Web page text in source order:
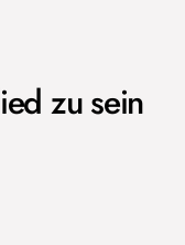
zu sein